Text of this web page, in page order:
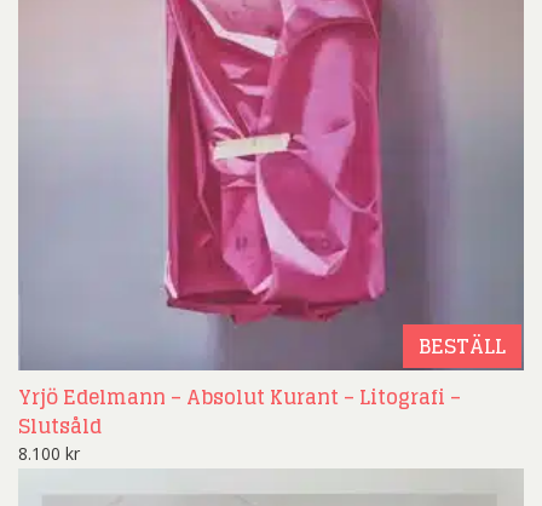
BESTÄLL
Yrjö Edelmann – Absolut Kurant – Litografi –
Slutsåld
8.100 kr